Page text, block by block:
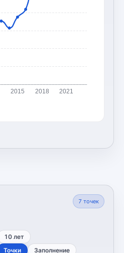
2015 2018 2021
7 точек
10 лет
Точки Заполнение